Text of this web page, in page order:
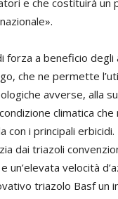
forza a beneficio degli
che ne permette
avverse, alla
climatica che
con i principali
dai triazoli
un’elevata velocità
triazolo Basf un